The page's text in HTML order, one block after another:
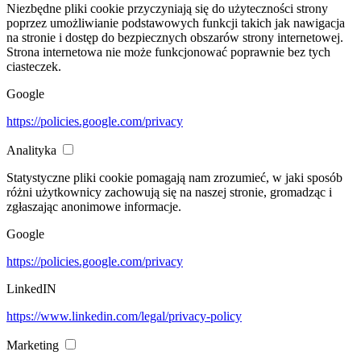
Niezbędne pliki cookie przyczyniają się do użyteczności strony
poprzez umożliwianie podstawowych funkcji takich jak nawigacja
na stronie i dostęp do bezpiecznych obszarów strony internetowej.
Strona internetowa nie może funkcjonować poprawnie bez tych
ciasteczek.
Google
https://policies.google.com/privacy
Analityka
Statystyczne pliki cookie pomagają nam zrozumieć, w jaki sposób
różni użytkownicy zachowują się na naszej stronie, gromadząc i
zgłaszając anonimowe informacje.
Google
https://policies.google.com/privacy
LinkedIN
https://www.linkedin.com/legal/privacy-policy
Marketing